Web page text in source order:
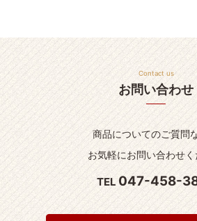
Contact us
お問い合わせ
商品についてのご質問な
お気軽にお問い合わせ
TEL 047-458-